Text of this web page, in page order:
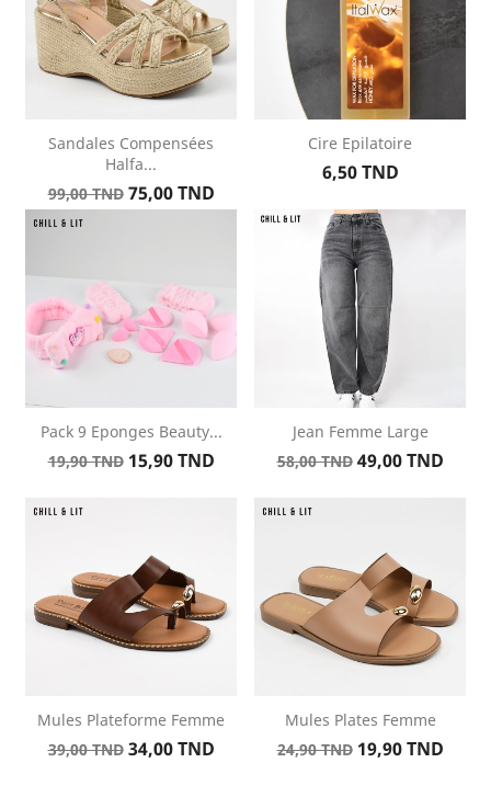
Sandales Compensées
Halfa...
Prix
de
99,00 TND Prix
75,00 TND
Cire Epilatoire
Prix
6,50 TND
Pack 9 Eponges Beauty...
Prix
base
19,90 TND Prix
15,90 TND
Jean Femme Large
Prix
base
58,00 TND Prix
49,00 TND
Mules Plateforme Femme
Prix
39,00 TND Prix
34,00 TND
Mules Plates Femme
Prix
24,90 TND Prix
19,90 TND